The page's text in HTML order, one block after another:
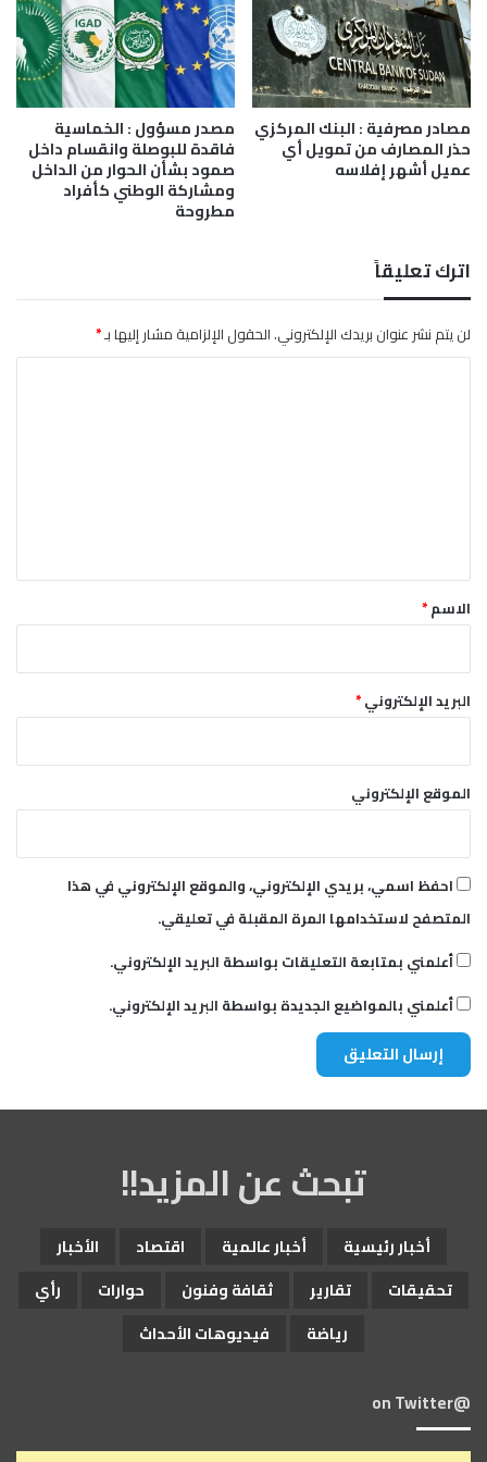
ا
م
ا
ل
ص
ح
ي
مصادر مصرفية : البنك المركزي
حذر المصارف من تمويل أي
عميل أشهر إفلاسه
مصدر مسؤول : الخماسية
فاقدة للبوصلة وانقسام داخل
صمود بشأن الحوار من الداخل
ومشاركة الوطني كأفراد
مطروحة
اترك تعليقاً
لن يتم نشر عنوان بريدك الإلكتروني.الحقول الإلزامية مشار إليها بـ*
*الاسم*
البريد الإلكتروني*
الموقع الإلكتروني
احفظ اسمي، بريدي الإلكتروني، والموقع الإلكتروني في هذا
المتصفح لاستخدامها المرة المقبلة في تعليقي.
أعلمني بمتابعة التعليقات بواسطة البريد الإلكتروني.
أعلمني بالمواضيع الجديدة بواسطة البريد الإلكتروني.
تبحث عن المزيد!!
أخبار رئيسية أخبار عالمية اقتصاد
الأخبار
تحقيقات
تقارير ثقافة وفنون حوارات
رأي
رياضة
فيديوهات الأحداث
@on Twitter